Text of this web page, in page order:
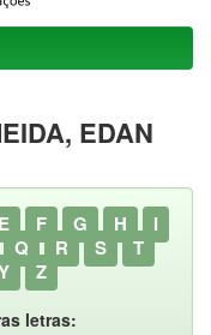
EDAN
E F G H
I
Q R S
T
Z
letras: